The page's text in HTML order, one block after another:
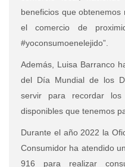
beneficios que
el comercio de
#yoconsumoenelejido”.
Además, Luisa Barranco
del Día Mundial de los
servir para recordar
disponibles que tenemos
Durante el año 2022 la
Consumidor ha atendido
916 para realizar